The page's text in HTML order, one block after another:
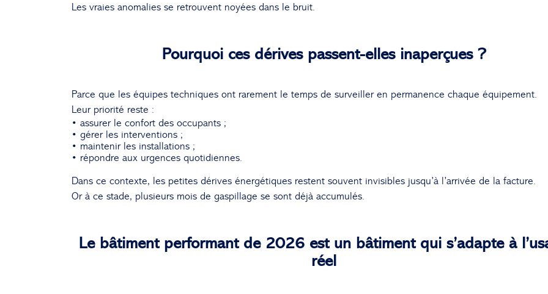
Les vraies anomalies se retrouvent noyées dans le bruit.
Pourquoi ces dérives passent-elles inaperçues ?
Parce que les équipes techniques ont rarement le temps de surveiller en permanence chaque équipement.
Leur priorité reste :
• assurer le confort des occupants ;
• gérer les interventions ;
• maintenir les installations ;
• répondre aux urgences quotidiennes.
Dans ce contexte, les petites dérives énergétiques restent souvent invisibles jusqu’à l’arrivée de la facture.
Or à ce stade, plusieurs mois de gaspillage se sont déjà accumulés.
Le bâtiment performant de 2026 est un bâtiment qui s’adapte à
réel